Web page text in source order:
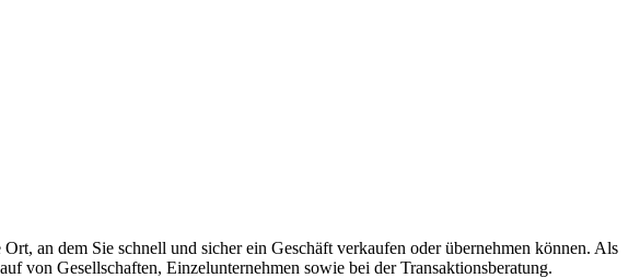
an dem Sie schnell und sicher ein Geschäft verkaufen oder übernehmen können. Als
von Gesellschaften, Einzelunternehmen sowie bei der Transaktionsberatung.